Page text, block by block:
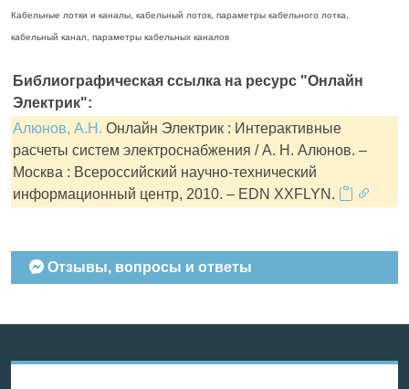
Кабельные лотки и каналы, кабельный лоток, параметры кабельного лотка,
кабельный канал, параметры кабельных каналов
Библиографическая ссылка на ресурс "Онлайн
Электрик":
Алюнов, А.Н. Онлайн Электрик : Интерактивные
расчеты систем электроснабжения / А. Н. Алюнов. –
Москва : Всероссийский научно-технический
информационный центр, 2010. – EDN XXFLYN.
Отзывы, вопросы и ответы